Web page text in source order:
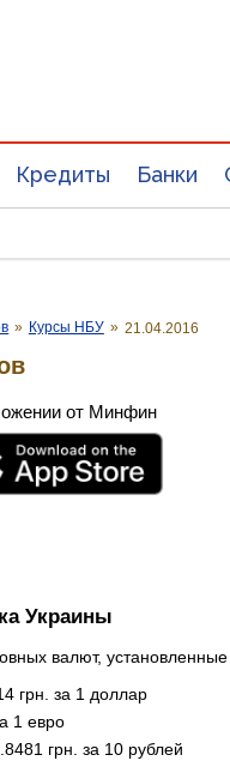
Кредиты Банки
» Курсы НБУ » 21.04.2016
от Минфин
Украины
валют,
грн. за 1 доллар
1 евро
грн. за 10 рублей